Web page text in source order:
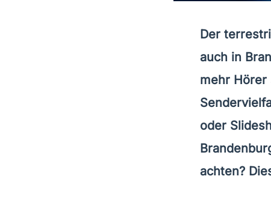
Der
auch in
mehr Hörer
oder
achten?